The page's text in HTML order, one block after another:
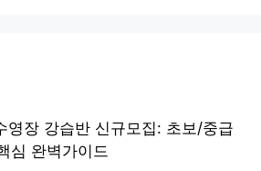
영장 강습반 신규모집: 초보/중급
심 완벽가이드